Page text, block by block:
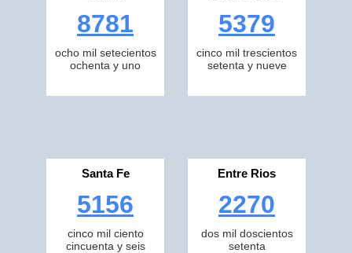
8781
ocho mil setecientos
ochenta y uno
5379
cinco mil trescientos
setenta y nueve
Santa Fe
5156
cinco mil ciento
cincuenta y seis
Entre Rios
2270
dos mil doscientos
setenta